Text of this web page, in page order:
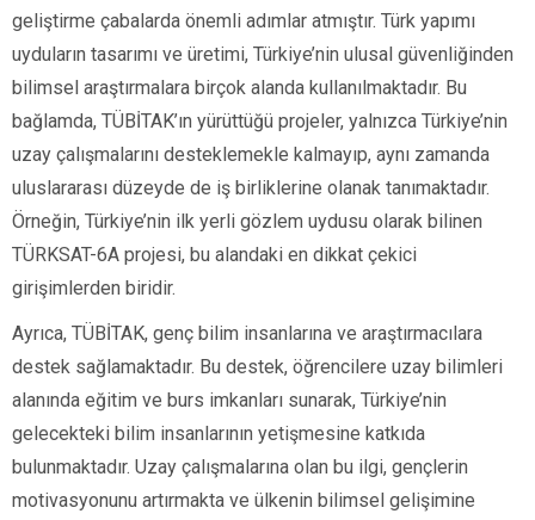
geliştirme çabalarda önemli adımlar atmıştır. Türk yapımı
uyduların tasarımı ve üretimi, Türkiye’nin ulusal güvenliğinden
bilimsel araştırmalara birçok alanda kullanılmaktadır. Bu
bağlamda, TÜBİTAK’ın yürüttüğü projeler, yalnızca Türkiye’nin
uzay çalışmalarını desteklemekle kalmayıp, aynı zamanda
uluslararası düzeyde de iş birliklerine olanak tanımaktadır.
Örneğin, Türkiye’nin ilk yerli gözlem uydusu olarak bilinen
TÜRKSAT-6A projesi, bu alandaki en dikkat çekici
girişimlerden biridir.
Ayrıca, TÜBİTAK, genç bilim insanlarına ve araştırmacılara
destek sağlamaktadır. Bu destek, öğrencilere uzay bilimleri
alanında eğitim ve burs imkanları sunarak, Türkiye’nin
gelecekteki bilim insanlarının yetişmesine katkıda
bulunmaktadır. Uzay çalışmalarına olan bu ilgi, gençlerin
motivasyonunu artırmakta ve ülkenin bilimsel gelişimine